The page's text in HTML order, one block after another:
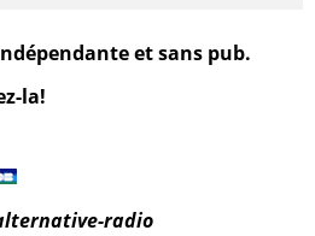
et sans pub.
la!
radio